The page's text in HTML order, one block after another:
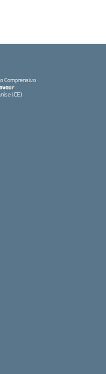
Comprensivo
(CE)